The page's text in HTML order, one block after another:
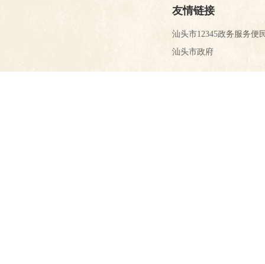
友情链接
汕头市12345政务服务便
汕头市政府